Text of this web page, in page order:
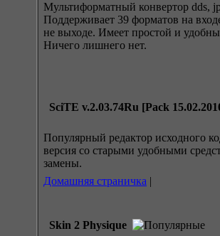
Мультиформатный конвертор dds,
Поддерживает 39 форматов на
не выходе. Имеет простой и
Ничего лишнего нет.
SciTE v.2.03.74Ru [Pack
Популярный редактор исходного
версия со старыми удобными
замены.
Домашняя страничка |
Skin 2 Physique